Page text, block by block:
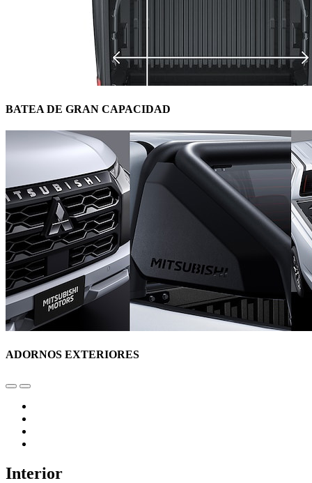
BATEA DE GRAN CAPACIDAD
ADORNOS EXTERIORES
Interior